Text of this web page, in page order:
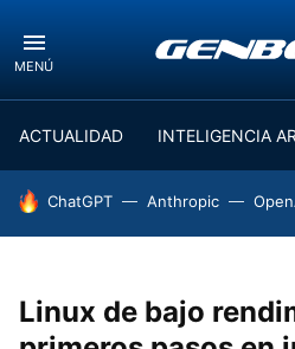
MENÚ
ACTUALIDAD INTELIGENCIA
HOY SE HABLA DE
ChatGPT Anthropic
Linux de bajo